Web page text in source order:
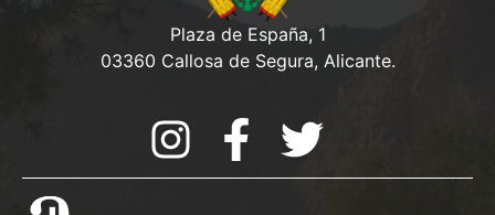
Plaza de España, 1
03360 Callosa de Segura, Alicante.